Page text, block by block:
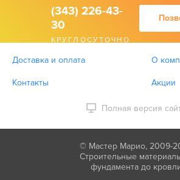
(343) 226-43-
30
КРУГЛОСУТОЧНО
Доставка и оплата О
Контакты Акции
Полная версия
© Мастер Марио, 2009-
Строительные
фундамента до